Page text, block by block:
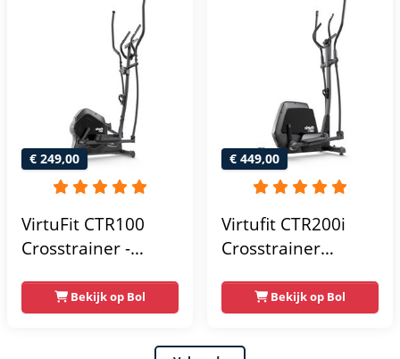
€ 249,00
VirtuFit CTR100
Crosstrainer -
120kg - 8
Weerstandsniveaus
Bekijk op Bol
€ 449,00
Virtufit CTR200i
Crosstrainer
Hartslagfunctie -
Crosstrainers -
Bluetooth -
Bekijk op Bol